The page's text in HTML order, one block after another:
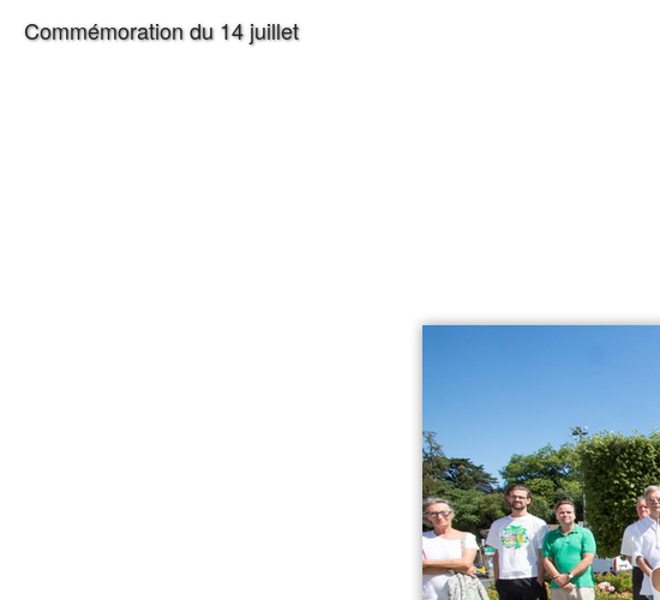
Commémoration du 14 juillet